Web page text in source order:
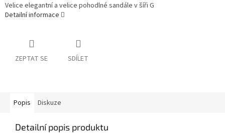
Velice elegantní a velice pohodlné sandále v šíři G
Detailní informace
ZEPTAT SE SDÍLET
Popis Diskuze
Detailní popis produktu